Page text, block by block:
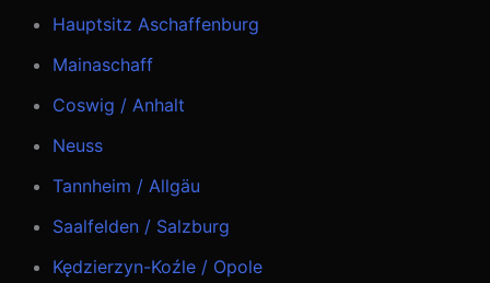
Hauptsitz Aschaffenburg
Mainaschaff
Coswig / Anhalt
Neuss
Tannheim / Allgäu
Saalfelden / Salzburg
Kędzierzyn-Koźle / Opole